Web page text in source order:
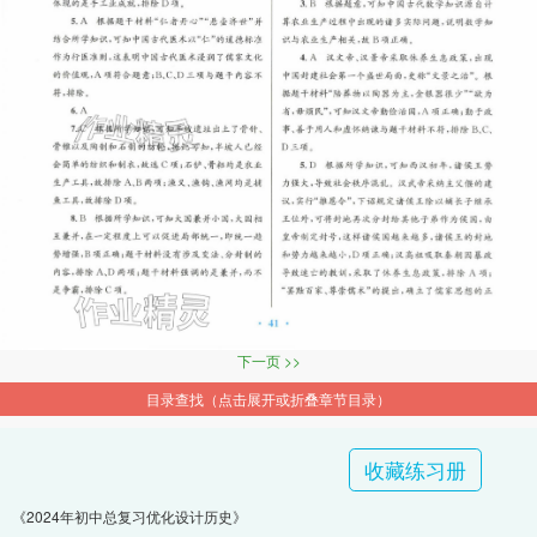
下一页 >>
目录查找（点击展开或折叠章节目录）
收藏练习册
《2024年初中总复习优化设计历史》